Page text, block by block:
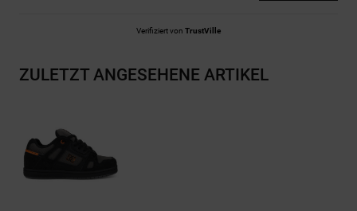
Verifiziert von TrustVille
ZULETZT ANGESEHENE ARTIKEL